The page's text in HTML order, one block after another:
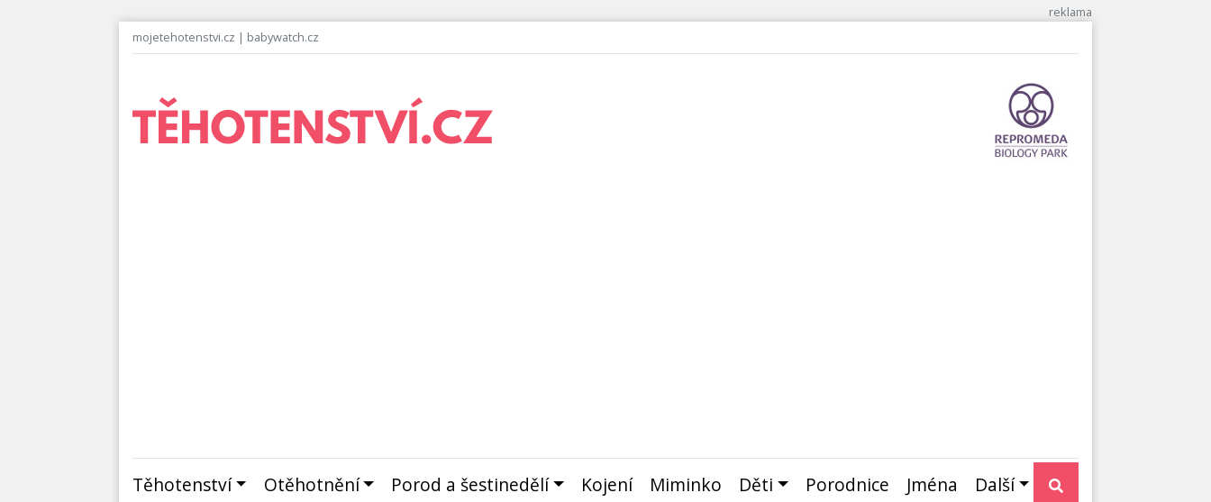
mojetehotenstvi.cz | babywatch.cz
Těhotenství Otěhotnění Porod a šestinedělí Kojení Miminko Děti Porodnice Jména Další